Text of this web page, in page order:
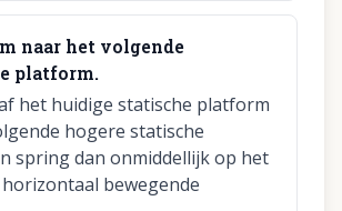
naar het volgende
platform.
het huidige statische platform
hogere statische
spring dan onmiddellijk op het
bewegende